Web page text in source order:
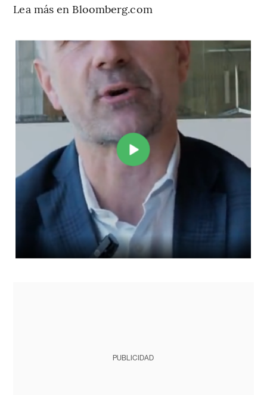
Lea más en Bloomberg.com
PUBLICIDAD